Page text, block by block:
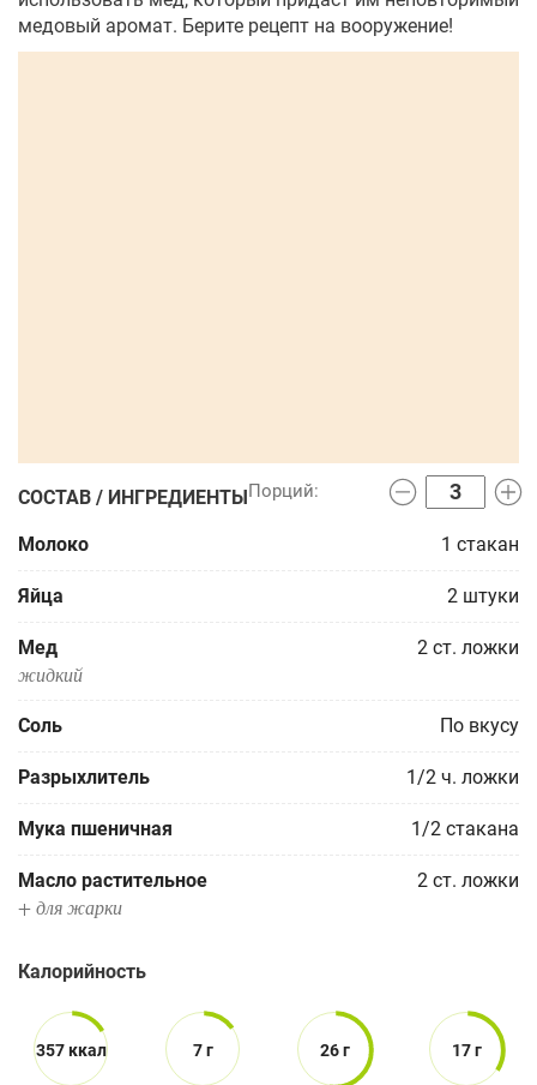
медовый аромат. Берите рецепт на вооружение!
СОСТАВ / ИНГРЕДИЕНТЫ
Молоко 1 стакан
Яйца 2 штуки
Мед 2 ст. ложки
жидкий
Соль По вкусу
Разрыхлитель 1/2 ч. ложки
Мука пшеничная 1/2 стакана
Масло растительное 2 ст. ложки
+ для жарки
Калорийность
357 ккал 7 г 26 г 17 г